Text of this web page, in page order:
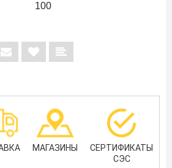
100
МАГАЗИНЫ
СЕРТИФИКАТЫ
СЭС